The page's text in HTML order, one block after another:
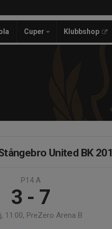
Cuper Klubbshop
United BK
P14 A
3 - 7
11:00, PreZero Arena B